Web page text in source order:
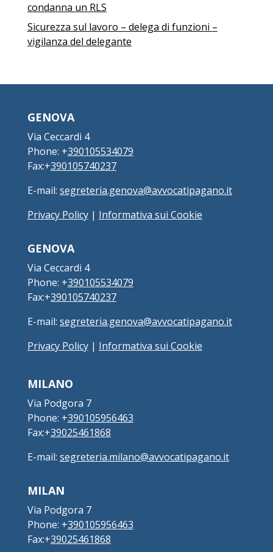
condanna un RLS
Sicurezza sul lavoro – delega di funzioni –
vigilanza del delegante
GENOVA
Via Ceccardi 4
Phone: +390105534079
Fax:+390105740237
E-mail: segreteria.genova@avvocatipagano.it
Privacy Policy| Informativa sui Cookie
GENOVA
Via Ceccardi 4
Phone: +390105534079
Fax:+390105740237
E-mail: segreteria.genova@avvocatipagano.it
Privacy Policy| Informativa sui Cookie
MILANO
Via Podgora 7
Phone: +390105956463
Fax:+39025461868
E-mail: segreteria.milano@avvocatipagano.it
MILAN
Via Podgora 7
Phone: +390105956463
Fax:+39025461868